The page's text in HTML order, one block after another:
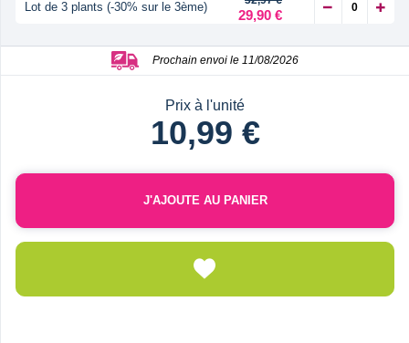
Lot de 3 plants (-30% sur le 3ème)
29,90 €
Prochain envoi le 11/08/2026
Prix à l'unité
10,99 €
J'AJOUTE AU PANIER